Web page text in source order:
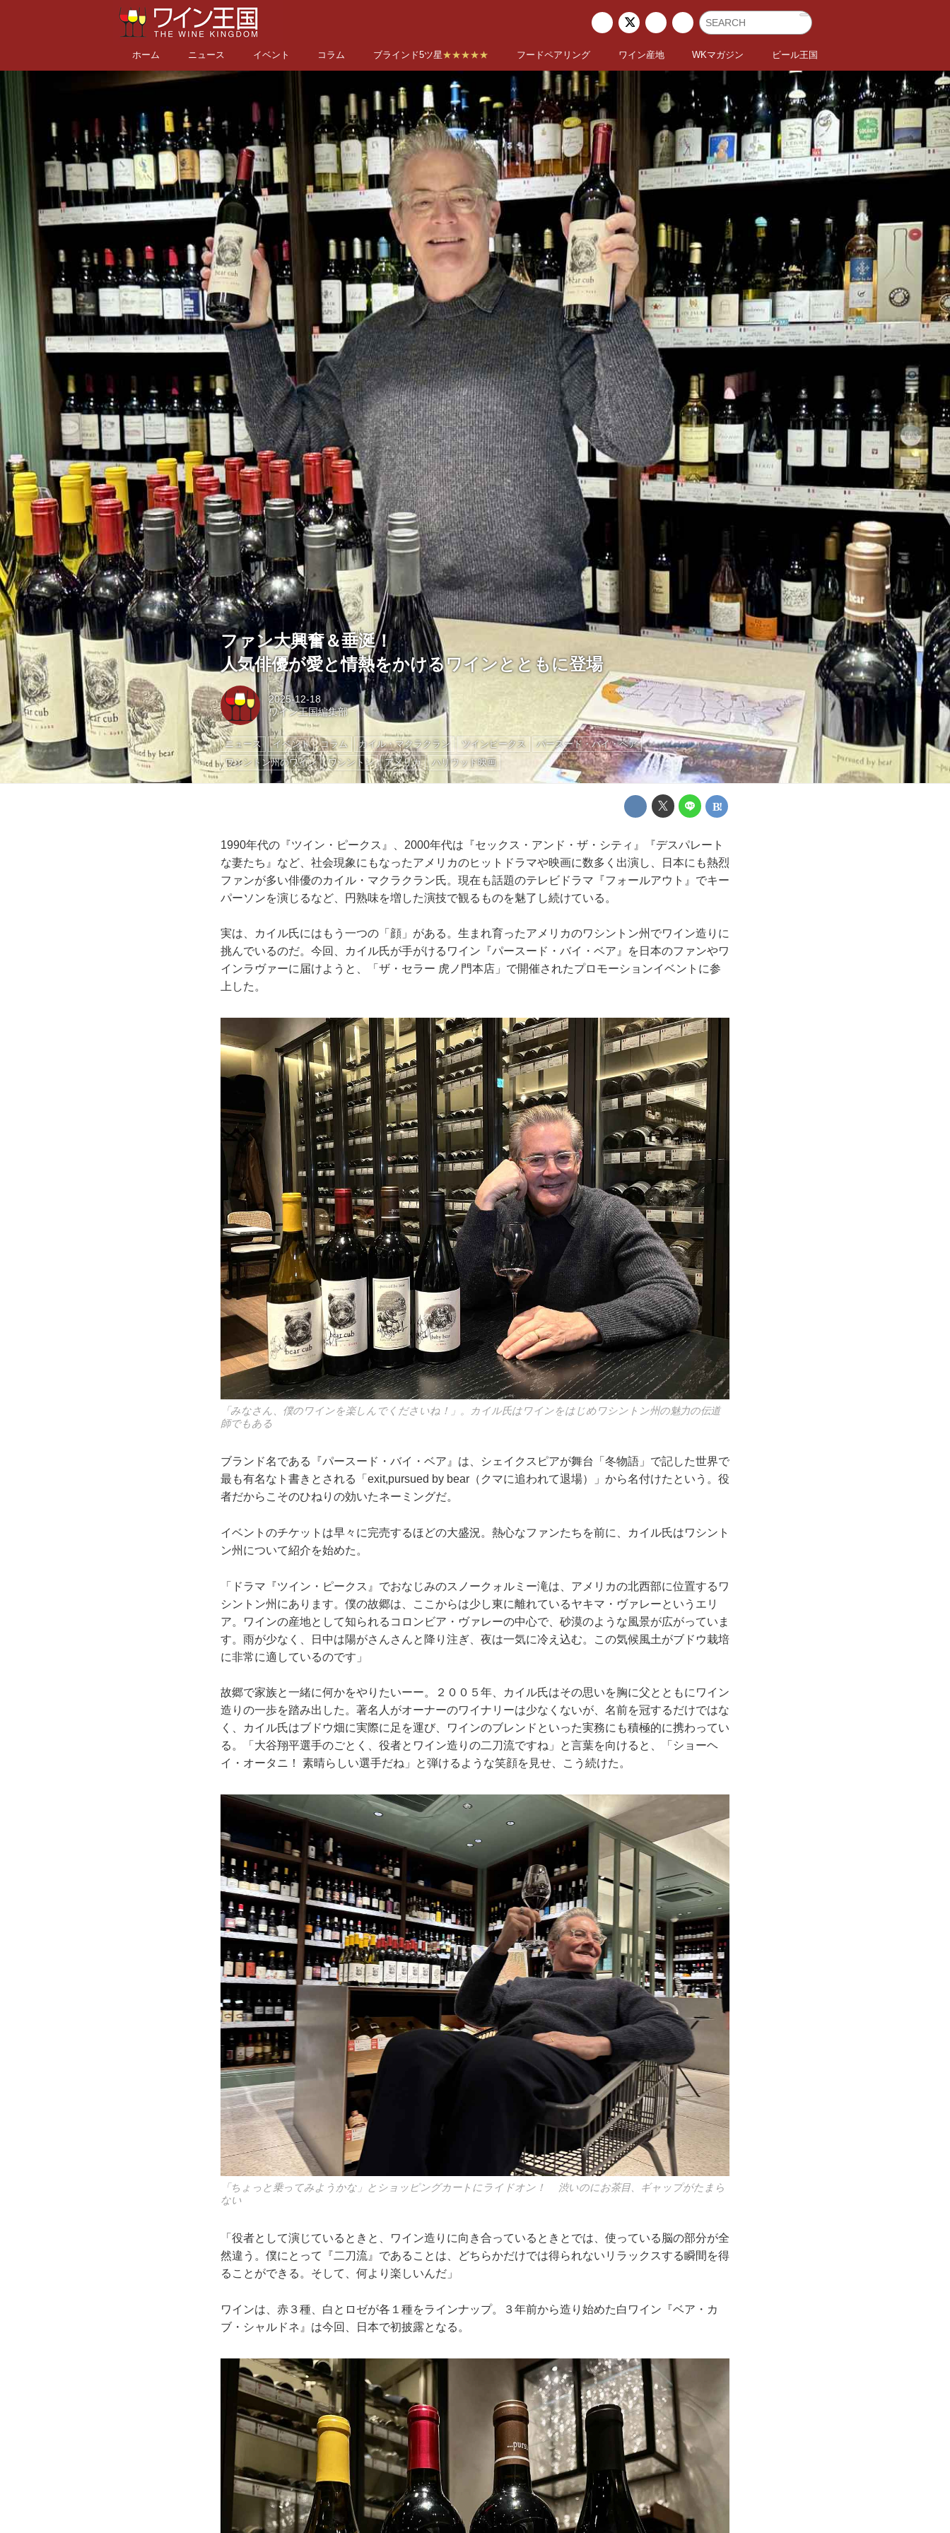
ホーム ニュース イベント コラム ブラインド5ツ星★★★★★ フードペアリング ワイン産地 WKマガジン ビール王国
ファン大興奮＆垂涎！
人気俳優が愛と情熱をかけるワインとともに登場
2025-12-18
ワイン王国編集部
ニュース イベント コラム カイル・マクラクラン ツインピークス
パースード・バイ・ベア
ワシントン州のワイン
ワシントン アメリカ ハリウッド映画
1990年代の『ツイン・ピークス』、2000年代は『セックス・アンド・ザ・シティ』『デスパレート
な妻たち』など、社会現象にもなったアメリカのヒットドラマや映画に数多く出演し、日本にも熱烈
ファンが多い俳優のカイル・マクラクラン氏。現在も話題のテレビドラマ『フォールアウト』でキー
パーソンを演じるなど、円熟味を増した演技で観るものを魅了し続けている。
実は、カイル氏にはもう一つの「顔」がある。生まれ育ったアメリカのワシントン州でワイン造りに
挑んでいるのだ。今回、カイル氏が手がけるワイン『パースード・バイ・ベア』を日本のファンやワ
インラヴァーに届けようと、「ザ・セラー 虎ノ門本店」で開催されたプロモーションイベントに参
上した。
「みなさん、僕のワインを楽しんでくださいね！」。カイル氏はワインをはじめワシントン州の魅力の伝道
師でもある
ブランド名である『パースード・バイ・ベア』は、シェイクスピアが舞台「冬物語」で記した世界で
最も有名なト書きとされる「exit,pursued by bear（クマに追われて退場）」から名付けたという。役
者だからこそのひねりの効いたネーミングだ。
イベントのチケットは早々に完売するほどの大盛況。熱心なファンたちを前に、カイル氏はワシント
ン州について紹介を始めた。
「ドラマ『ツイン・ピークス』でおなじみのスノークォルミー滝は、アメリカの北西部に位置するワ
シントン州にあります。僕の故郷は、ここからは少し東に離れているヤキマ・ヴァレーというエリ
ア。ワインの産地として知られるコロンビア・ヴァレーの中心で、砂漠のような風景が広がっていま
す。雨が少なく、日中は陽がさんさんと降り注ぎ、夜は一気に冷え込む。この気候風土がブドウ栽培
に非常に適しているのです」
故郷で家族と一緒に何かをやりたいーー。２００５年、カイル氏はその思いを胸に父とともにワイン
造りの一歩を踏み出した。著名人がオーナーのワイナリーは少なくないが、名前を冠するだけではな
く、カイル氏はブドウ畑に実際に足を運び、ワインのブレンドといった実務にも積極的に携わってい
る。「大谷翔平選手のごとく、役者とワイン造りの二刀流ですね」と言葉を向けると、「ショーヘ
イ・オータニ！ 素晴らしい選手だね」と弾けるような笑顔を見せ、こう続けた。
「ちょっと乗ってみようかな」とショッピングカートにライドオン！ 渋いのにお茶目、ギャップがたまら
ない
「役者として演じているときと、ワイン造りに向き合っているときとでは、使っている脳の部分が全
然違う。僕にとって『二刀流』であることは、どちらかだけでは得られないリラックスする瞬間を得
ることができる。そして、何より楽しいんだ」
ワインは、赤３種、白とロゼが各１種をラインナップ。３年前から造り始めた白ワイン『ベア・カ
ブ・シャルドネ』は今回、日本で初披露となる。